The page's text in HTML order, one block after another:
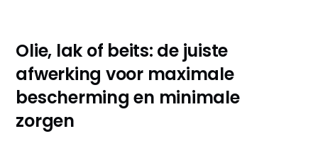
Olie, lak of beits: de juiste
afwerking voor maximale
bescherming en minimale
zorgen